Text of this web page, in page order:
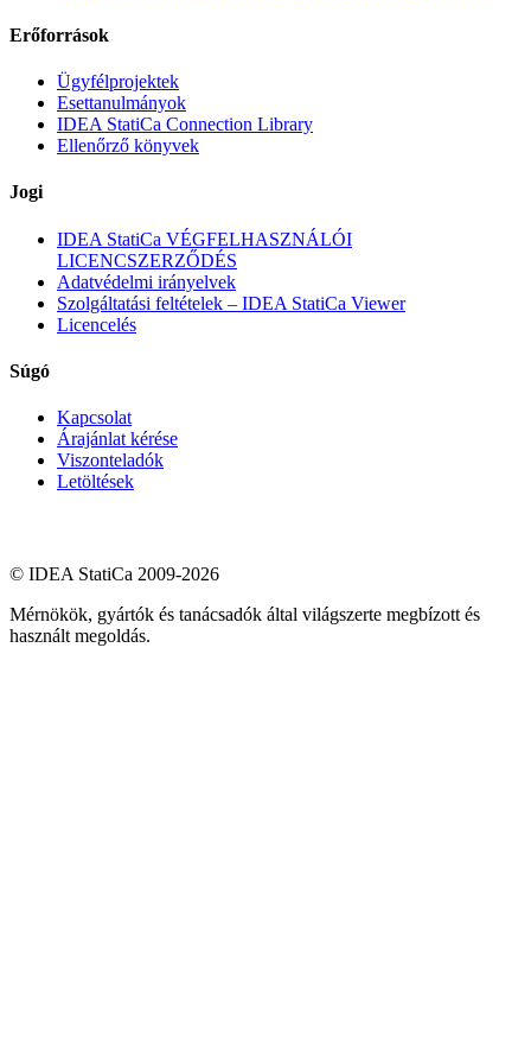
Erőforrások
Ügyfélprojektek
Esettanulmányok
IDEA StatiCa Connection Library
Ellenőrző könyvek
Jogi
IDEA StatiCa VÉGFELHASZNÁLÓI
LICENCSZERZŐDÉS
Adatvédelmi irányelvek
Szolgáltatási feltételek – IDEA StatiCa Viewer
Licencelés
Súgó
Kapcsolat
Árajánlat kérése
Viszonteladók
Letöltések
© IDEA StatiCa 2009-2026
Mérnökök, gyártók és tanácsadók által világszerte megbízott és
használt megoldás.